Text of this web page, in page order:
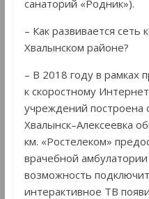
санаторий «Родник»).
– Как развивается сеть
Хвалынском районе?
– В 2018 году в рамках
к скоростному
учреждений построена
Хвалынск–Алексеевка
км. «Ростелеком»
врачебной
возможность
интерактивное ТВ